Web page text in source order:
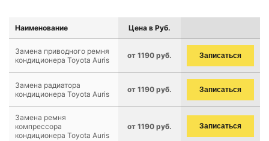
Наименование Цена в Руб.
Замена приводного ремня
кондиционера Toyota Auris
от 1190 руб. Записаться
Замена радиатора
кондиционера Toyota Auris
от 1190 руб. Записаться
Замена ремня
компрессора
кондиционера Toyota Auris
от 1190 руб. Записаться